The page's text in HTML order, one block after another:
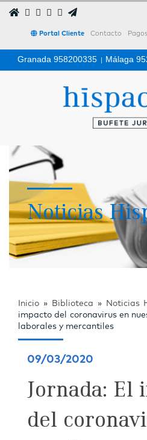
Portal Cliente Contacto
Granada 958200335 | Málaga
Noticias
Inicio » Biblioteca » Noticias
impacto del coronavirus en
laborales y mercantiles
09/03/2020
Jornada: El
del